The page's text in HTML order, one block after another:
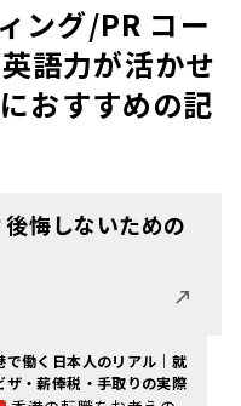
ング/PR コー
語力が活かせ
おすすめの記
悔しないための
で働く日本人のリアル｜就
ザ・薪俸税・手取りの実際